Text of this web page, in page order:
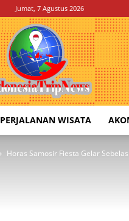
Jumat, 7 Agustus 2026
Indonesia
Trip
News
PERJALANAN WISATA
Horas Samosir Fiesta Gelar